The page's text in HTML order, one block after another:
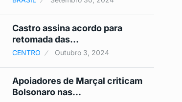
Castro assina acordo para
retomada das…
CENTRO Outubro 3, 2024
Apoiadores de Marçal criticam
Bolsonaro nas…